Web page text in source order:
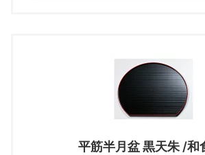
平筋半月盆 黒天朱 /和